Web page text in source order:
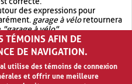
des expressions pour
garage à véloretournera
"garage à vélo".
avec OR.garage OR vélo
quegarage à vélo
TÉMOINS AFIN DE
DE NAVIGATION.
utilise des témoins de connexion
et offrir une meilleure